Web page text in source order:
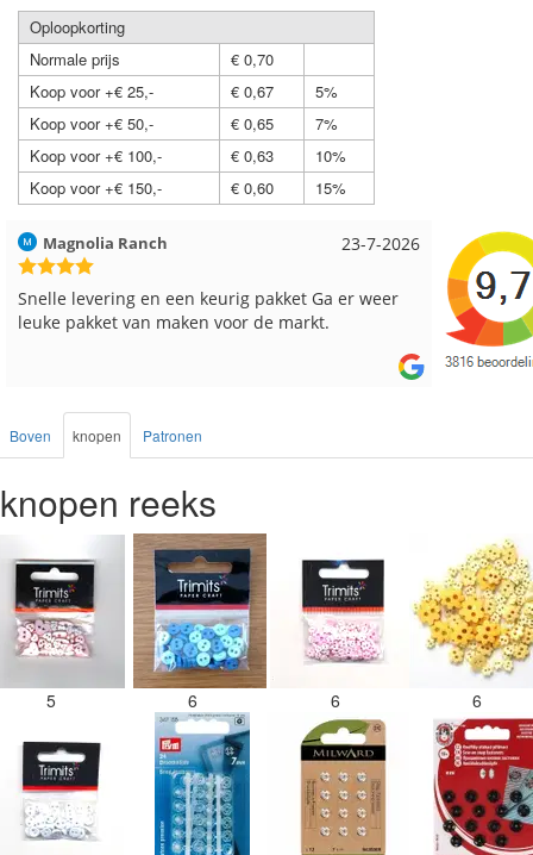
Oploopkorting
Normale prijs
€ 0,70
Koop voor +€ 25,-
€ 0,67
5%
Koop voor +€ 50,-
€ 0,65
7%
Koop voor +€ 100,-
€ 0,63
10%
Koop voor +€ 150,-
€ 0,60 15%
17-7-2026
Hilde uit Loyers
Reeds meerdere keren breigaren en breinaalden
besteld, altijd heel tevreden over de service.
Loes uit
Snelle
Boven knopen Patronen
knopen reeks
5 6 6 6